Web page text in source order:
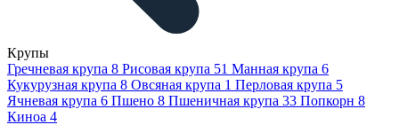
Крупы
Гречневая крупа 8 Рисовая крупа 51 Манная крупа 6
Кукурузная крупа 8 Овсяная крупа 1 Перловая крупа 5
Ячневая крупа 6 Пшено 8 Пшеничная крупа 33 Попкорн 8
Киноа 4